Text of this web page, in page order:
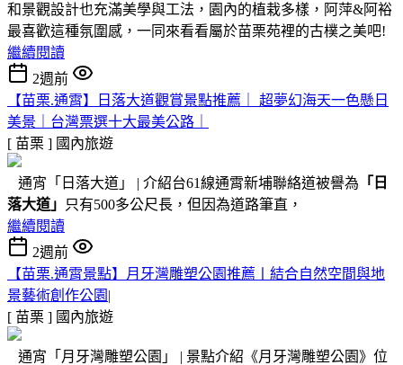
和景觀設計也充滿美學與工法，園內的植栽多樣，阿萍&阿裕
最喜歡這種氛圍感，一同來看看屬於苗栗苑裡的古樸之美吧!
繼續閱讀
2週前
【苗栗.通霄】日落大道觀賞景點推薦｜ 超夢幻海天一色懸日
美景｜台灣票選十大最美公路｜
[ 苗栗 ] 國內旅遊
通宵「日落大道」 | 介紹台61線通霄新埔聯絡道被譽為 「日
落大道」
只有500多公尺長，但因為道路筆直，
繼續閱讀
2週前
【苗栗.通霄景點】月牙灣雕塑公園推薦〡結合自然空間與地
景藝術創作公園|
[ 苗栗 ] 國內旅遊
通宵「月牙灣雕塑公園」 | 景點介紹《月牙灣雕塑公園》位